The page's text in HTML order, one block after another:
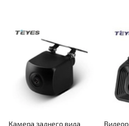
Камера заднего вида